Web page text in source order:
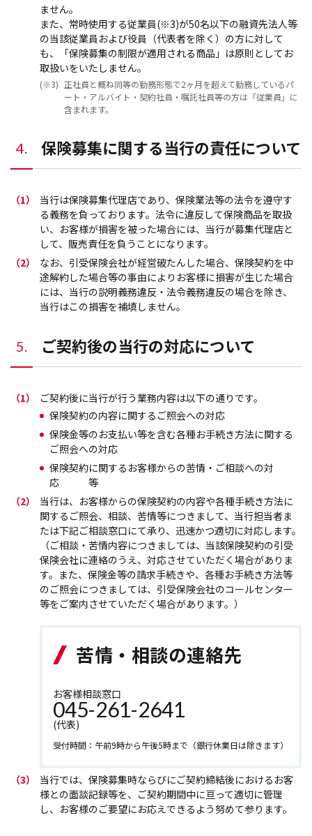
ません｡
また、常時使用する従業員(※3)が50名以下の融資先法人等
の当該従業員および役員（代表者を除く）の方に対して
も、「保険募集の制限が適用される商品」は原則としてお
取扱いをいたしません。
(※3) 正社員と概ね同等の勤務形態で2ヶ月を超えて勤務しているパ
ート・アルバイト・契約社員・嘱託社員等の方は「従業員」に
含まれます。
4. 保険募集に関する当行の責任について
（1）
当行は保険募集代理店であり、保険業法等の法令を遵守す
る義務を負っております。法令に違反して保険商品を取扱
い、お客様が損害を被った場合には、当行が募集代理店と
して、販売責任を負うことになります。
（2）
なお、引受保険会社が経営破たんした場合、保険契約を中
途解約した場合等の事由によりお客様に損害が生じた場合
には、当行の説明義務違反・法令義務違反の場合を除き、
当行はこの損害を補填しません。
5. ご契約後の当行の対応について
（1）
ご契約後に当行が行う業務内容は以下の通りです。
保険契約の内容に関するご照会への対応
保険金等のお支払い等を含む各種お手続き方法に関する
ご照会への対応
保険契約に関するお客様からの苦情・ご相談への対
応 等
（2）
当行は、お客様からの保険契約の内容や各種手続き方法に
関するご照会、相談、苦情等につきまして、当行担当者ま
たは下記ご相談窓口にて承り、迅速かつ適切に対応します。
（ご相談・苦情内容につきましては、当該保険契約の引受
保険会社に連絡のうえ、対応させていただく場合がありま
す。また、保険金等の請求手続きや、各種お手続き方法等
のご照会につきましては、引受保険会社のコールセンター
等をご案内させていただく場合があります。）
苦情・相談の連絡先
お客様相談窓口
045-261-2641
(代表)
受付時間：午前9時から午後5時まで（銀行休業日は除きます）
（3）
当行では、保険募集時ならびにご契約締結後におけるお客
様との面談記録等を、ご契約期間中に亘って適切に管理
し、お客様のご要望にお応えできるよう努めて参ります。